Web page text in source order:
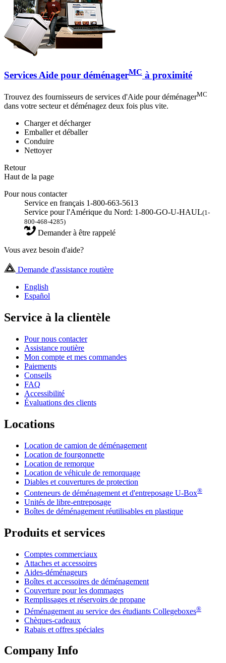
Services Aide pour déménagerMC à proximité
Trouvez des fournisseurs de services d'Aide pour déménagerMC
dans votre secteur et déménagez deux fois plus vite.
Charger et décharger
Emballer et déballer
Conduire
Nettoyer
Retour
Haut de la page
Pour nous contacter
Service en français 1-800-663-5613
Service pour l'Amérique du Nord: 1-800-GO-U-HAUL(1-
800-468-4285)
Demander à être rappelé
Vous avez besoin d'aide?
Demande d'assistance routière
English
Español
Service à la clientèle
Pour nous contacter
Assistance routière
Mon compte et mes commandes
Paiements
Conseils
FAQ
Accessibilité
Évaluations des clients
Locations
Location de camion de déménagement
Location de fourgonnette
Location de remorque
Location de véhicule de remorquage
Diables et couvertures de protection
Conteneurs de déménagement et d'entreposage U-Box®
Unités de libre-entreposage
Boîtes de déménagement réutilisables en plastique
Produits et services
Comptes commerciaux
Attaches et accessoires
Aides-déménageurs
Boîtes et accessoires de déménagement
Couverture pour les dommages
Remplissages et réservoirs de propane
Déménagement au service des étudiants Collegeboxes®
Chèques-cadeaux
Rabais et offres spéciales
Company Info